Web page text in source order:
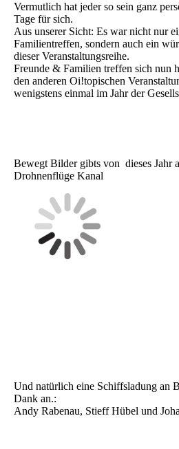
Vermutlich hat jeder so sein ganz
Tage für sich.
Aus unserer Sicht: Es war nicht nur
Familientreffen, sondern auch ein
dieser Veranstaltungsreihe.
Freunde & Familien treffen sich nun
den anderen Oi!topischen
wenigstens einmal im Jahr der
Bewegt Bilder gibts von dieses Jahr
Drohnenflüge Kanal
Und natürlich eine Schiffsladung an
Dank an.:
Andy Rabenau, Stieff Hübel und